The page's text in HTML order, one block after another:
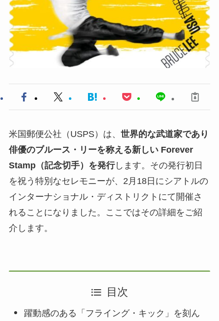
米国郵便公社（USPS）は、 世界的な武道家であり
俳優のブルース・リーを称える新しい Forever
Stamp（記念切手）を発行します。その発行初日
を祝う特別なセレモニーが、2月18日にシアトルの
インターナショナル・ディストリクトにて開催さ
れることになりました。ここではその詳細をご紹
介します。
目次
躍動感のある「フライング・キック」を刻ん